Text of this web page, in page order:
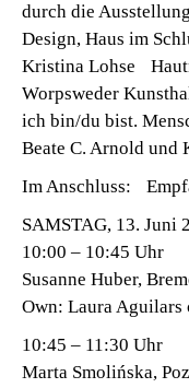
durch die
Design, Haus im
Kristina Lohse
Worpsweder
ich bin/du bist.
Beate C. Arnold
Im Anschluss:
SAMSTAG, 13. Juni
10:00 – 10:45 Uhr
Susanne Huber,
Own: Laura Aguilars
10:45 – 11:30 Uhr
Marta Smolińska,